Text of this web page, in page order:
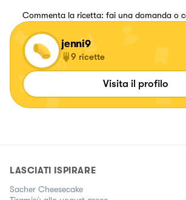
Commenta la ricetta: fai una domanda o
jenni9
9 ricette
Visita il profilo
LASCIATI ISPIRARE
Sacher Cheesecake